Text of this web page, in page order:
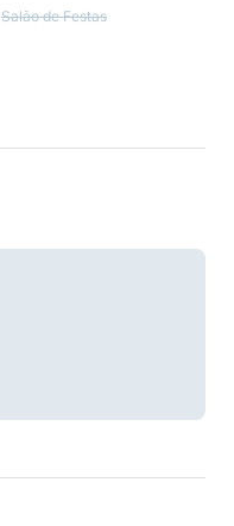
Salão de Festas